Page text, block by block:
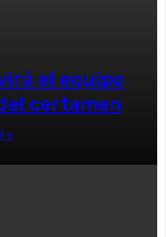
el equipo
certamen